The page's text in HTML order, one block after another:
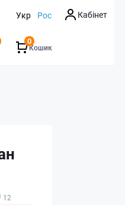
Укр Рос Кабінет
Кошик
0
12